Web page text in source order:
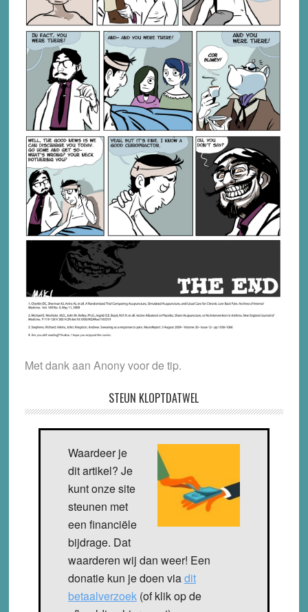
Met dank aan Anony voor de tip.
STEUN KLOPTDATWEL
Waardeer je
dit artikel? Je
kunt onze site
steunen met
een financiële
bijdrage. Dat
waarderen wij dan weer! Een
donatie kun je doen viadit
betaalverzoek(of klik op de